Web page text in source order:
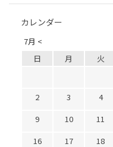
カレンダー
7月 <
日 月 火
2
3 4
9
10 11
16
17 18